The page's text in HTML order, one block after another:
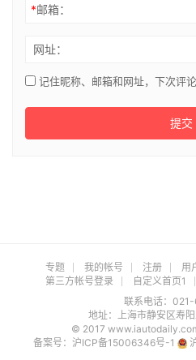
*邮箱：
网址：
记住昵称、邮箱和网址，下次评
提交
专题 我的帐号 注册 用
第三方帐号登录
自定义首页1
联系电话：
地址：上海市静安区寿
© 2017
备案号： 沪ICP备15006346号-1